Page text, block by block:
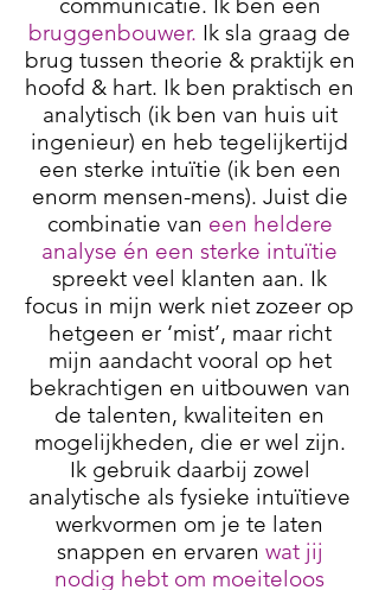
bruggenbouwer. Ik sla graag de
brug tussen theorie & praktijk en
hoofd & hart. Ik ben praktisch en
analytisch (ik ben van huis uit
ingenieur) en heb tegelijkertijd
een sterke intuïtie (ik ben een
enorm mensen-mens). Juist die
combinatie van een heldere
analyse én een sterke intuïtie
spreekt veel klanten aan. Ik
focus in mijn werk niet zozeer op
hetgeen er ‘mist’, maar richt
mijn aandacht vooral op het
bekrachtigen en uitbouwen van
de talenten, kwaliteiten en
mogelijkheden, die er wel zijn.
Ik gebruik daarbij zowel
analytische als fysieke intuïtieve
werkvormen om je te laten
snappen en ervaren wat jij
nodig hebt om moeiteloos